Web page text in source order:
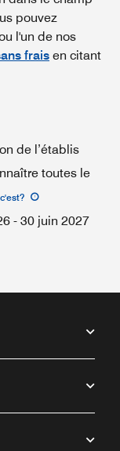
pouvez
l'un de nos
frais en citant
de l’établis
toutes le
?
- 30 juin 2027